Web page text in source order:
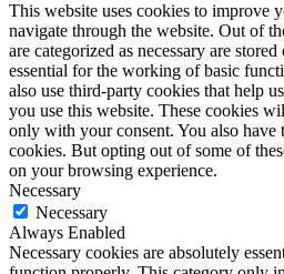
This website uses cookies to improve
navigate through the website. Out of
are categorized as necessary are
essential for the working of basic
also use third-party cookies that help
you use this website. These cookies
only with your consent. You also have
cookies. But opting out of some of
on your browsing experience.
Necessary
Necessary
Always Enabled
Necessary cookies are absolutely